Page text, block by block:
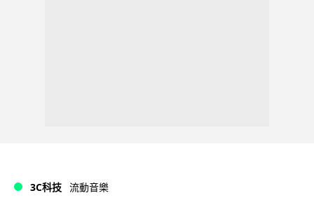
3C科技 流動音樂